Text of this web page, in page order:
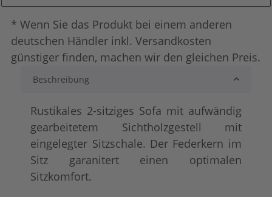
* Wenn Sie das Produkt bei einem anderen
deutschen Händler inkl. Versandkosten
günstiger finden, machen wir den gleichen Preis.
Beschreibung
Rustikales 2-sitziges Sofa mit aufwändig
gearbeitetem Sichtholzgestell mit
eingelegter Sitzschale. Der Federkern im
Sitz garanitert einen optimalen
Sitzkomfort.